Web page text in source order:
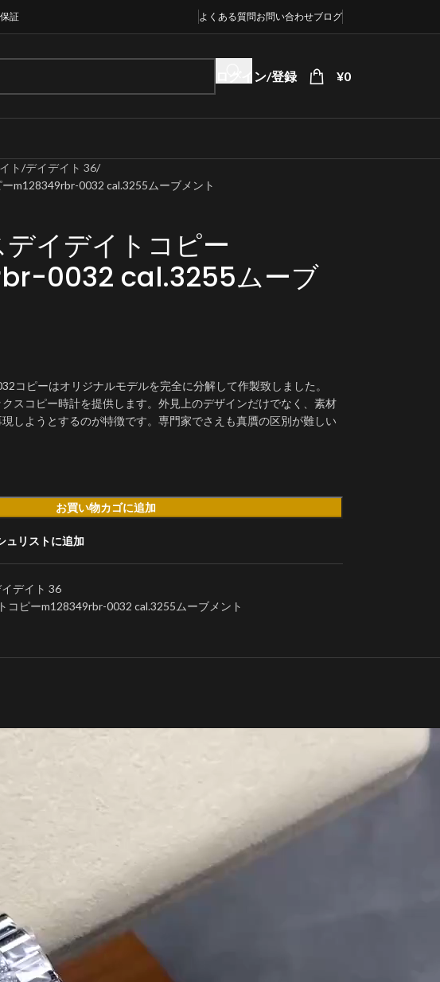
証 よくある質問お問い合わせブログ
ログイン/登録 ¥0
ト デイデイト 36
m128349rbr-0032 cal.3255ムーブメント
イデイトコピー
0032 cal.3255ムーブ
コピーはオリジナルモデルを完全に分解して作製致しました。
スコピー時計を提供します。外見上のデザインだけでなく、素材
しようとするのが特徴です。専門家でさえも真贋の区別が難しい
お買い物カゴに追加
ュリストに追加
デイト 36
コピーm128349rbr-0032 cal.3255ムーブメント